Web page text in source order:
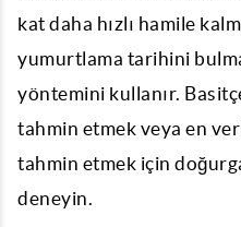
kat daha hızlı hamile
yumurtlama tarihini
yöntemini kullanır.
tahmin etmek veya en
tahmin etmek için
deneyin.